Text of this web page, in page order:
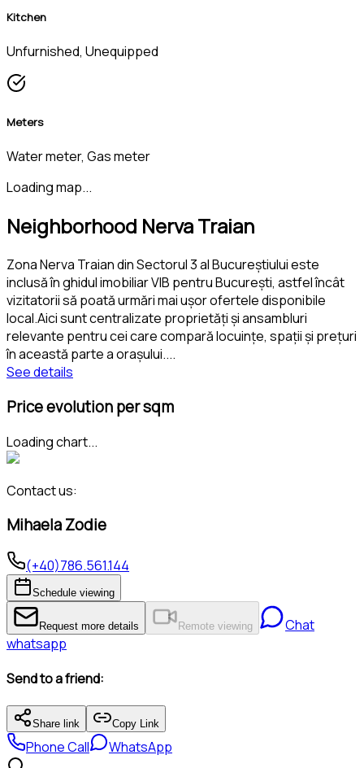
Kitchen
Unfurnished, Unequipped
Meters
Water meter, Gas meter
Loading map...
Neighborhood Nerva Traian
Zona Nerva Traian din Sectorul 3 al Bucureștiului este
inclusă în ghidul imobiliar VIB pentru București, astfel încât
vizitatorii să poată urmări mai ușor ofertele disponibile
local.Aici sunt centralizate proprietăți și ansambluri
relevante pentru cei care compară locuințe, spații și prețuri
în această parte a orașului....
See details
Price evolution per sqm
Loading chart...
Contact us:
Mihaela Zodie
(+40)786.561.144
Schedule viewing
Request more details Remote viewing
Chat
whatsapp
Send to a friend:
Share link Copy Link
Phone Call WhatsApp